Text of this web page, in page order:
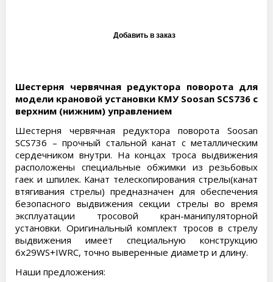
Шестерня червячная редуктора поворота для
модели крановой установки КМУ Soosan SCS736 с
верхним (нижним) управлением
Шестерня червячная редуктора поворота Soosan
SCS736 – прочный стальной канат с металлическим
сердечником внутри. На концах троса выдвижения
расположены специальные обжимки из резьбовых
гаек и шпилек. Канат телескопирования стрелы(канат
втягивания стрелы) предназначен для обеспечения
безопасного выдвижения секции стрелы во время
эксплуатации тросовой кран-манипуляторной
установки. Оригинальный комплект тросов в стрелу
выдвижения имеет специальную конструкцию
6х29WS+IWRC, точно выверенные диаметр и длину.
Наши предложения: